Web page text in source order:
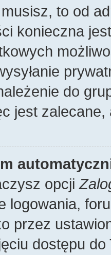
to od
konieczna
do
jest zalecane,
opcji
logowania,
przez
dostępu